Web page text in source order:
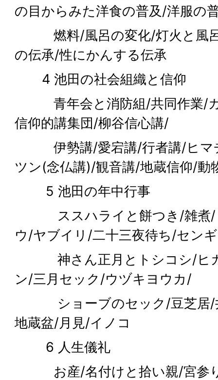
の目からみた洋食の普及/洋服の
燃料/風呂の変化/灯火と風呂
の伝承/性にかんする伝承
4 池田の社会組織と信仰
青年会と消防組/共同作業/カ
信仰的講集団/柳谷信心講/
伊勢講/愛宕講/行者講/ヒマ
ツン(念仏講)/観音講/地蔵信仰/動
5 池田の年中行事
ススハライと餅つき/雑煮/
ウ/ヤブイリ/二十三夜待ち/セン
神さん正月とトシコシ/ヒガ
ン/三月セック/ウヅキヨウカ/
ショーブのセック/豆芝居/
地蔵盆/月見/イノコ
6 人生儀礼
お産/名付けと拾い親/宮参り